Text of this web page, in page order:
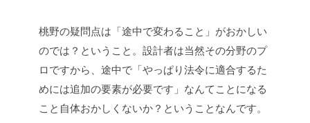
桃野の疑問点は「途中で変わること」がおかしい
のでは？ということ。設計者は当然その分野のプ
ロですから、途中で「やっぱり法令に適合するた
めには追加の要素が必要です」なんてことになる
こと自体おかしくないか？ということなんです。